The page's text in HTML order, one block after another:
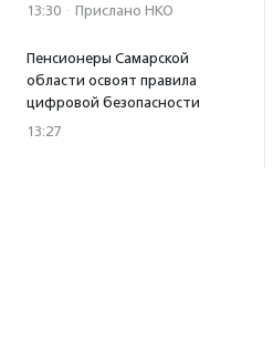
13:30 · Прислано НКО
Пенсионеры Самарской
области освоят правила
цифровой безопасности
13:27